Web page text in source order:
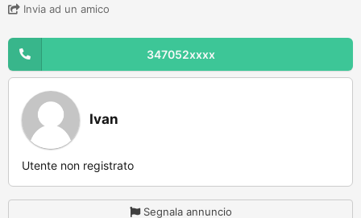
Invia ad un amico
347052xxxx
Ivan
Utente non registrato
Segnala annuncio